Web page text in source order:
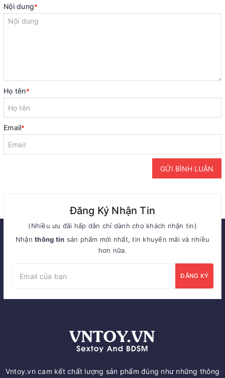
Nội dung*
Họ tên*
Email*
GỬI BÌNH LUẬN
Đăng Ký Nhận Tin
(Nhiều ưu đãi hấp dẫn chỉ dành cho khách nhận tin)
Nhậnthông tin sản phẩm mới nhất, tin khuyến mãi và nhiều
hơn nữa.
ĐĂNG KÝ
Vntoy.vn cam kết chất lượng sản phẩm đúng như những thông